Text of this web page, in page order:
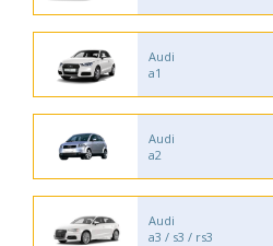
Audi
a1
Audi
a2
Audi
a3 / s3 / rs3